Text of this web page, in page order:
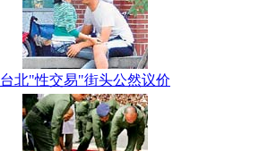
台北"性交易"街头公然议价